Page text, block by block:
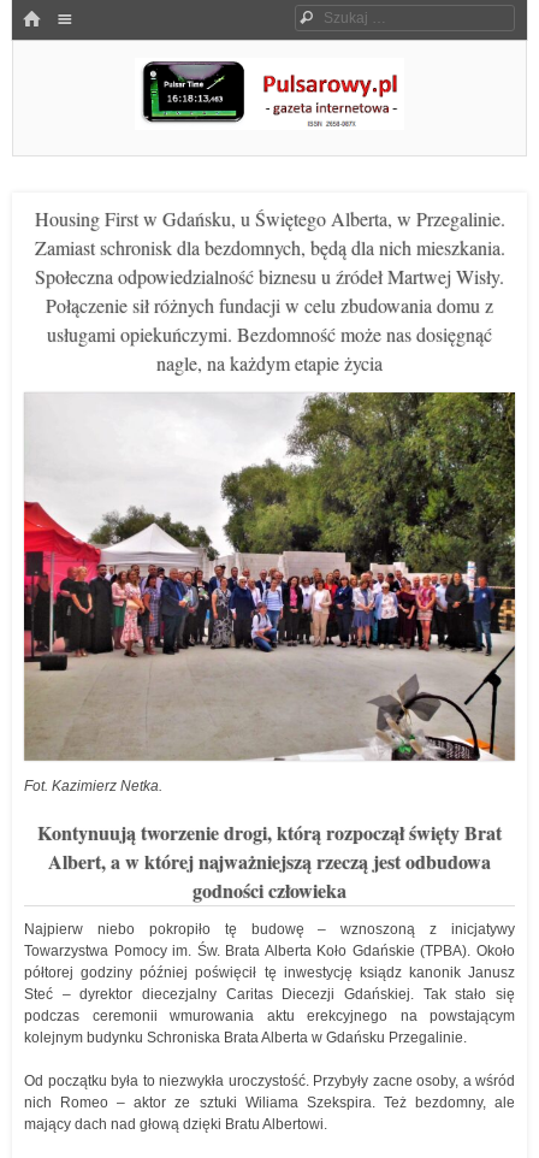
HOME Szukaj
Pulsarowy.pl
Housing First w Gdańsku, u Świętego Alberta, w Przegalinie.
Zamiast schronisk dla bezdomnych, będą dla nich mieszkania.
Społeczna odpowiedzialność biznesu u źródeł Martwej Wisły.
Połączenie sił różnych fundacji w celu zbudowania domu z
usługami opiekuńczymi. Bezdomność może nas dosięgnąć
nagle, na każdym etapie życia
Fot. Kazimierz Netka.
Kontynuują tworzenie drogi, którą rozpoczął święty Brat
Albert, a w której najważniejszą rzeczą jest odbudowa
godności człowieka
Najpierw niebo pokropiło tę budowę – wznoszoną z inicjatywy
Towarzystwa Pomocy im. Św. Brata Alberta Koło Gdańskie (TPBA). Około
półtorej godziny później poświęcił tę inwestycję ksiądz kanonik Janusz
Steć – dyrektor diecezjalny Caritas Diecezji Gdańskiej. Tak stało się
podczas ceremonii wmurowania aktu erekcyjnego na powstającym
kolejnym budynku Schroniska Brata Alberta w Gdańsku Przegalinie.
Od początku była to niezwykła uroczystość. Przybyły zacne osoby, a wśród
nich Romeo – aktor ze sztuki Wiliama Szekspira. Też bezdomny, ale
mający dach nad głową dzięki Bratu Albertowi.